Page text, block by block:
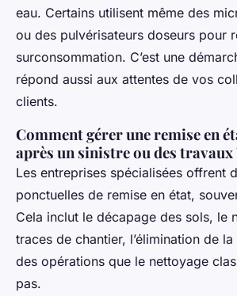
eau. Certains utilisent même des
ou des pulvérisateurs doseurs pour
surconsommation. C’est une
répond aussi aux attentes de vos
clients.
Comment gérer une remise en
après un sinistre ou des travaux
Les entreprises spécialisées offrent
ponctuelles de remise en état,
Cela inclut le décapage des sols, le
traces de chantier, l’élimination de
des opérations que le nettoyage
pas.